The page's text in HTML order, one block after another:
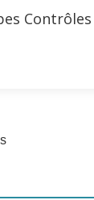
Contrôles